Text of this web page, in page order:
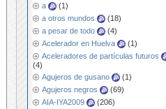
a
(1)
a otros mundos
(18)
a pesar de todo
(4)
Acelerador en Huelva
(1)
Aceleradores de partículas futuros
(4)
Agujeros de gusano
(1)
Agujeros negros
(69)
AIA-IYA2009
(206)